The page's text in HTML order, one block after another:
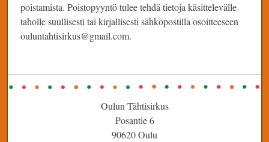
poistamista. Poistopyyntö tulee tehdä tietoja käsittelevälle
taholle suullisesti tai kirjallisesti sähköpostilla osoitteeseen
ouluntahtisirkus@gmail.com.
Oulun Tähtisirkus
Posantie 6
90620 Oulu